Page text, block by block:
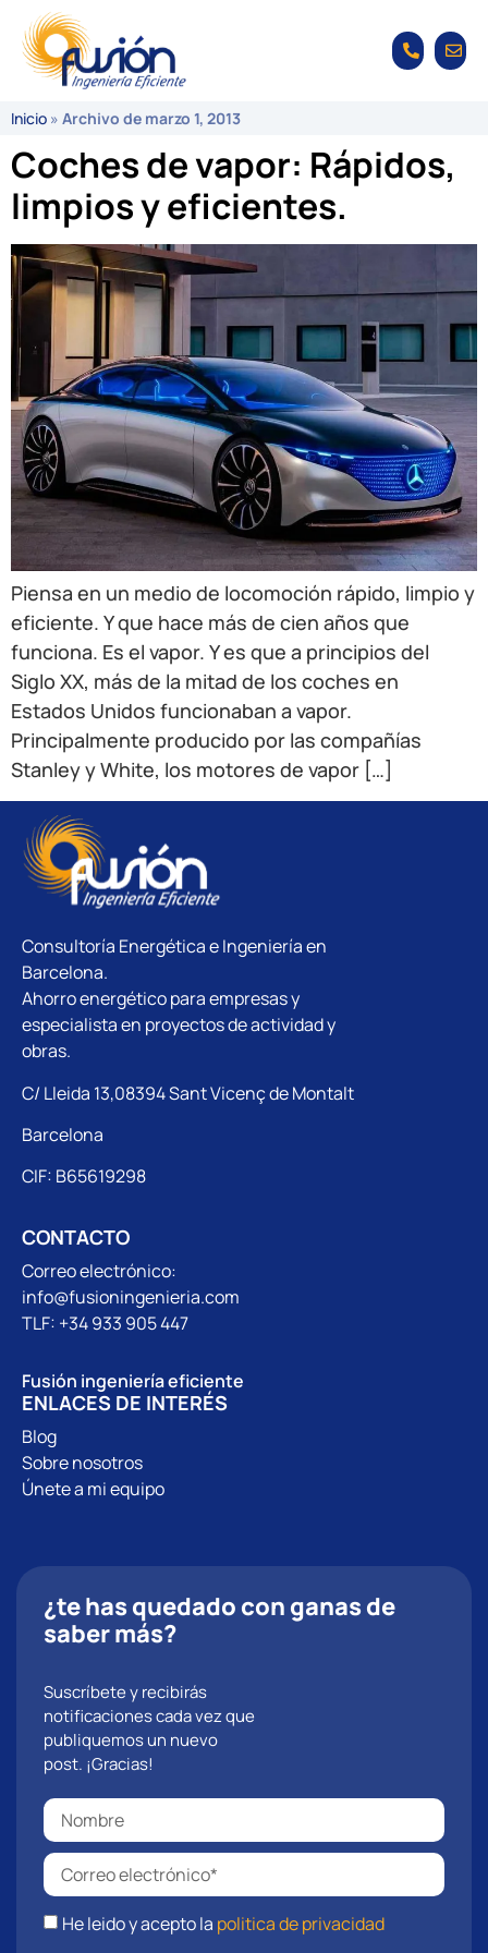
Inicio » Archivo de marzo 1, 2013
Coches de vapor: Rápidos,
limpios y eficientes.
Piensa en un medio de locomoción rápido, limpio y
eficiente. Y que hace más de cien años que
funciona. Es el vapor. Y es que a principios del
Siglo XX, más de la mitad de los coches en
Estados Unidos funcionaban a vapor.
Principalmente producido por las compañías
Stanley y White, los motores de vapor […]
Consultoría Energética e Ingeniería en
Barcelona.
Ahorro energético para empresas y
especialista en proyectos de actividad y
obras.
C/ Lleida 13,08394 Sant Vicenç de Montalt
Barcelona
CIF: B65619298
CONTACTO
Correo electrónico:
info@fusioningenieria.com
TLF: +34 933 905 447
Fusión ingeniería eficiente
ENLACES DE INTERÉS
Blog
Sobre nosotros
Únete a mi equipo
¿te has quedado con ganas de
saber más?
Suscríbete y recibirás
notificaciones cada vez que
publiquemos un nuevo
post. ¡Gracias!
He leido y acepto la politica de privacidad